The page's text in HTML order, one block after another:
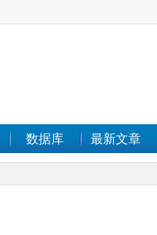
数据库 最新文章